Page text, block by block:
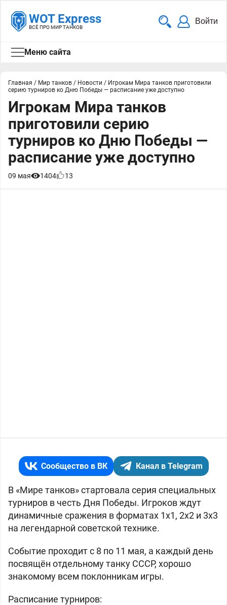
WOT Express
ВСЁ ПРО МИР ТАНКОВ
Войти
Меню сайта
Главная / Мир танков / Новости / Игрокам Мира танков приготовили
серию турниров ко Дню Победы — расписание уже доступно
Игрокам Мира танков
приготовили серию
турниров ко Дню Победы —
расписание уже доступно
09 мая 1404 13
Сообщество в ВК Канал в Telegram
В «Мире танков» стартовала серия специальных
турниров в честь Дня Победы. Игроков ждут
динамичные сражения в форматах 1х1, 2х2 и 3х3
на легендарной советской технике.
Событие проходит с 8 по 11 мая, а каждый день
посвящён отдельному танку СССР, хорошо
знакомому всем поклонникам игры.
Расписание турниров: